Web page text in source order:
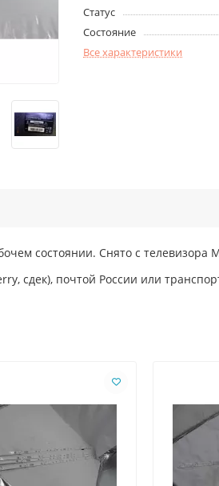
Статус
Состояние
Все характеристики
состоянии. Снято с телевизора
сдек), почтой России или